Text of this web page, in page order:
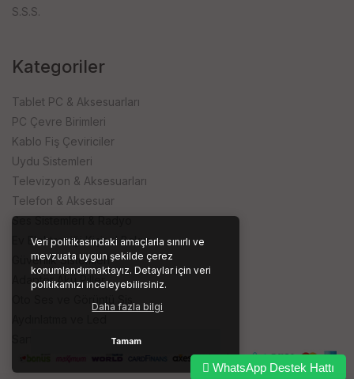
Veri politikasındaki amaçlarla sınırlı ve
mevzuata uygun şekilde çerez
konumlandırmaktayız. Detaylar için veri
politikamızı inceleyebilirsiniz.
Daha fazla bilgi
Tamam
S.S.S.
Kategoriler
Tablet PC & Aksesuarları
PC Çevre Birimleri
Kablo Fiş Çeviriciler
Uydu Sistemleri
Televizyon & Aksesuarları
Telefon & Aksesuar
Ses Sistemleri & Radyo
Ev Elektroniği Kişisel Bakım
Güvenlik Sistemleri
Adaptör Akü Piller
Sarf ve İşyeri Ürünleri
WhatsApp Destek Hattı